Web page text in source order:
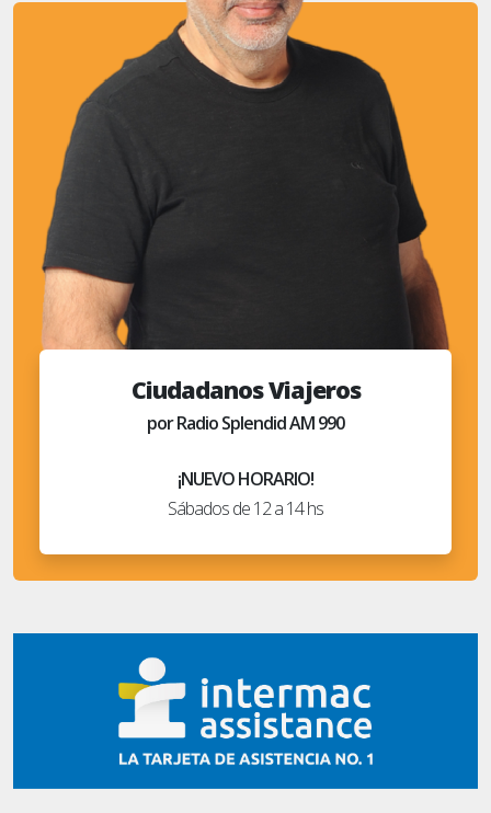
Ciudadanos Viajeros
por Radio Splendid AM 990
¡NUEVO HORARIO!
Sábados de 12 a 14 hs